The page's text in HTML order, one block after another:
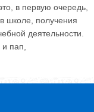
в первую очередь,
школе, получения
деятельности.
пап,